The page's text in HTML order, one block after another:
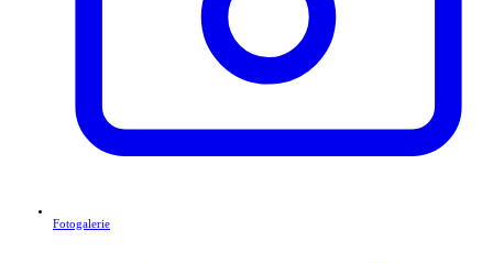
Fotogalerie